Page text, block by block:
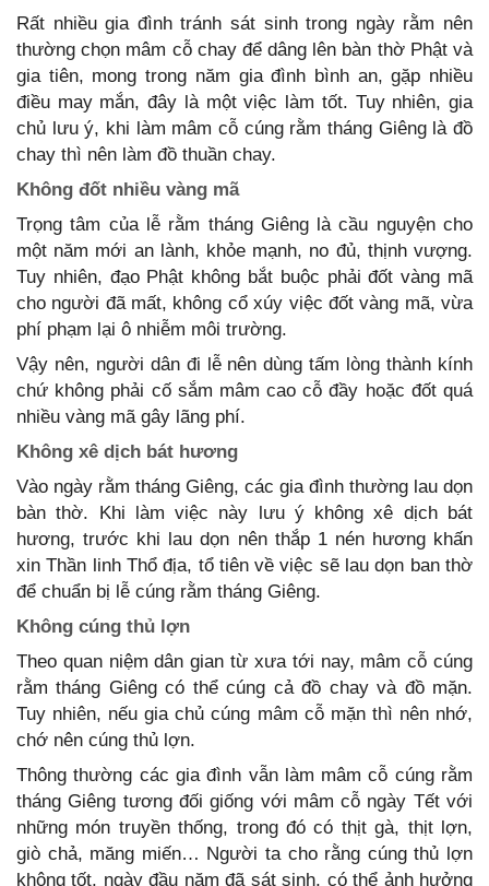
Rất nhiều gia đình tránh sát sinh trong ngày rằm nên
thường chọn mâm cỗ chay để dâng lên bàn thờ Phật và
gia tiên, mong trong năm gia đình bình an, gặp nhiều
điều may mắn, đây là một việc làm tốt. Tuy nhiên, gia
chủ lưu ý, khi làm mâm cỗ cúng rằm tháng Giêng là đồ
chay thì nên làm đồ thuần chay.
Không đốt nhiều vàng mã
Trọng tâm của lễ rằm tháng Giêng là cầu nguyện cho
một năm mới an lành, khỏe mạnh, no đủ, thịnh vượng.
Tuy nhiên, đạo Phật không bắt buộc phải đốt vàng mã
cho người đã mất, không cổ xúy việc đốt vàng mã, vừa
phí phạm lại ô nhiễm môi trường.
Vậy nên, người dân đi lễ nên dùng tấm lòng thành kính
chứ không phải cố sắm mâm cao cỗ đầy hoặc đốt quá
nhiều vàng mã gây lãng phí.
Không xê dịch bát hương
Vào ngày rằm tháng Giêng, các gia đình thường lau dọn
bàn thờ. Khi làm việc này lưu ý không xê dịch bát
hương, trước khi lau dọn nên thắp 1 nén hương khấn
xin Thần linh Thổ địa, tổ tiên về việc sẽ lau dọn ban thờ
để chuẩn bị lễ cúng rằm tháng Giêng.
Không cúng thủ lợn
Theo quan niệm dân gian từ xưa tới nay, mâm cỗ cúng
rằm tháng Giêng có thể cúng cả đồ chay và đồ mặn.
Tuy nhiên, nếu gia chủ cúng mâm cỗ mặn thì nên nhớ,
chớ nên cúng thủ lợn.
Thông thường các gia đình vẫn làm mâm cỗ cúng rằm
tháng Giêng tương đối giống với mâm cỗ ngày Tết với
những món truyền thống, trong đó có thịt gà, thịt lợn,
giò chả, măng miến… Người ta cho rằng cúng thủ lợn
không tốt, ngày đầu năm đã sát sinh, có thể ảnh hưởng